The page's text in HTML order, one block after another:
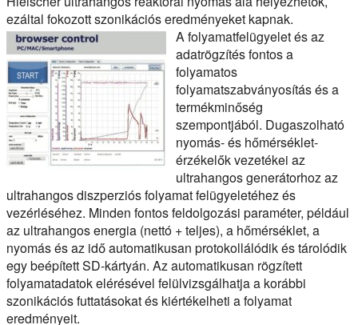
ezáltal fokozott szonikációs eredményeket kapnak.
A folyamatfelügyelet és az
adatrögzítés fontos a
folyamatos
folyamatszabványosítás és a
termékminőség
szempontjából. Dugaszolható
nyomás- és hőmérséklet-
érzékelők vezetékei az
ultrahangos generátorhoz az
ultrahangos diszperziós folyamat felügyeletéhez és
vezérléséhez. Minden fontos feldolgozási paraméter, például
az ultrahangos energia (nettó + teljes), a hőmérséklet, a
nyomás és az idő automatikusan protokollálódik és tárolódik
egy beépített SD-kártyán. Az automatikusan rögzített
folyamatadatok elérésével felülvizsgálhatja a korábbi
szonikációs futtatásokat és kiértékelheti a folyamat
eredményeit.